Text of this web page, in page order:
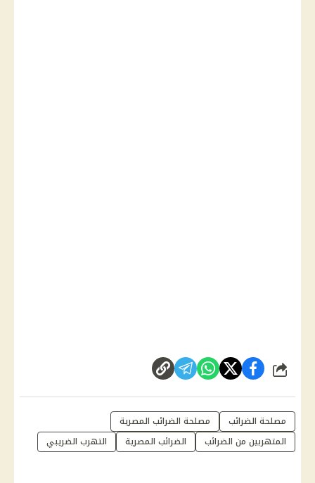
شارك
مصلحة الضرائب
مصلحة الضرائب المصرية
المتهربين من الضرائب
الضرائب المصرية التهرب الضريبي